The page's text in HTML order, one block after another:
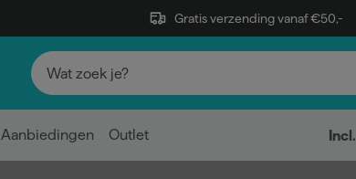
Gratis verzending vanaf €50,-
Aanbiedingen Outlet Incl.